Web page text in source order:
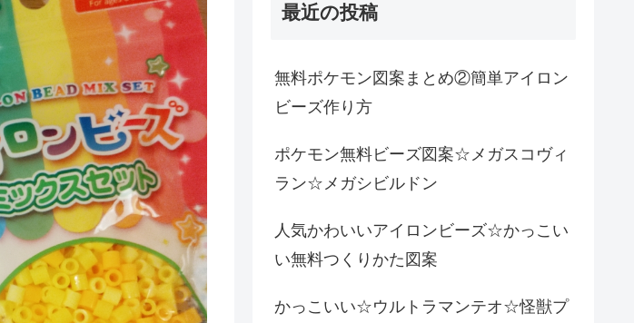
最近の投稿
無料ポケモン図案まとめ②簡単アイロン
ビーズ作り方
ポケモン無料ビーズ図案☆メガスコヴィ
ラン☆メガシビルドン
人気かわいいアイロンビーズ☆かっこい
い無料つくりかた図案
かっこいい☆ウルトラマンテオ☆怪獣プ